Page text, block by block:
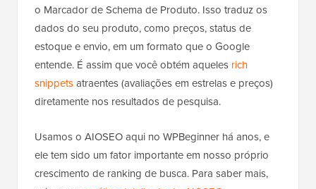
o Marcador de Schema de Produto. Isso traduz os
dados do seu produto, como preços, status de
estoque e envio, em um formato que o Google
entende. É assim que você obtém aqueles rich
snippetsatraentes (avaliações em estrelas e preços)
diretamente nos resultados de pesquisa.
Usamos o AIOSEO aqui no WPBeginner há anos, e
ele tem sido um fator importante em nosso próprio
crescimento de ranking de busca. Para saber mais,